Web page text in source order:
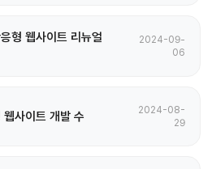
형 웹사이트 리뉴얼
2024-09-
06
사이트 개발 수
2024-08-
29